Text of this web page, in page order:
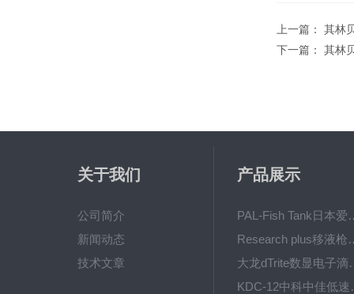
上一篇： 其林
下一篇： 其林
关于我们
公司简介
新闻动态
技术文章
产品展示
PAL-Fish Tank
Research plus
大龙dTrite
KDC-